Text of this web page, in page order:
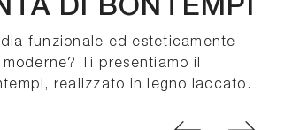
DI BONTEMPI
funzionale ed esteticamente
Ti presentiamo il
realizzato in legno laccato.